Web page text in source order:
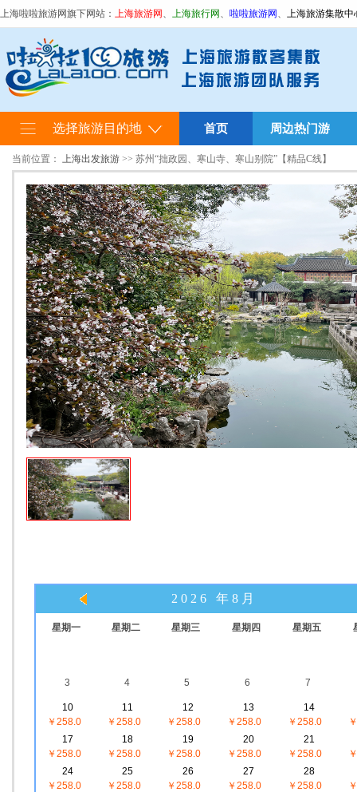
上海啦啦旅游网旗下网站： 上海旅游网 、 上海旅行网 、 啦啦旅游网 、 上海旅游集散中
选择旅游目的地 首页 周边热门游
当前位置： 上海出发旅游 >> 苏州“拙政园、寒山寺、寒山别院”【精品C线】
2026 年8月
星期一 星期二 星期三 星期四 星期五
3 4 5 6 7
10
￥258.0
11
￥258.0
12
￥258.0
13
￥258.0
14
￥258.0
17
￥258.0
18
￥258.0
19
￥258.0
20
￥258.0
21
￥258.0
24
￥258.0
25
￥258.0
26
￥258.0
27
￥258.0
28
￥258.0